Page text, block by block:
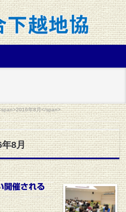
年8月</span>
年8月
催される